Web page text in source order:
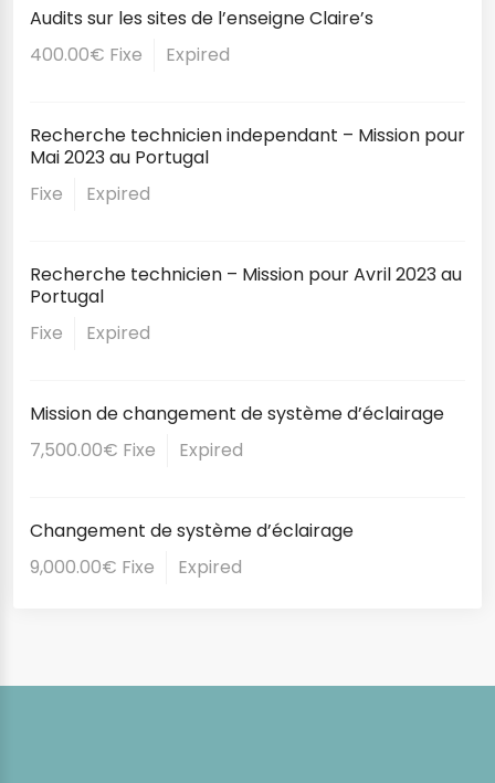
Audits sur les sites de l’enseigne Claire’s
400.00€ Fixe
Expired
Recherche technicien independant – Mission pour
Mai 2023 au Portugal
Fixe
Expired
Recherche technicien – Mission pour Avril 2023 au
Portugal
Fixe
Expired
Mission de changement de système d’éclairage
7,500.00€ Fixe
Expired
Changement de système d’éclairage
9,000.00€ Fixe
Expired